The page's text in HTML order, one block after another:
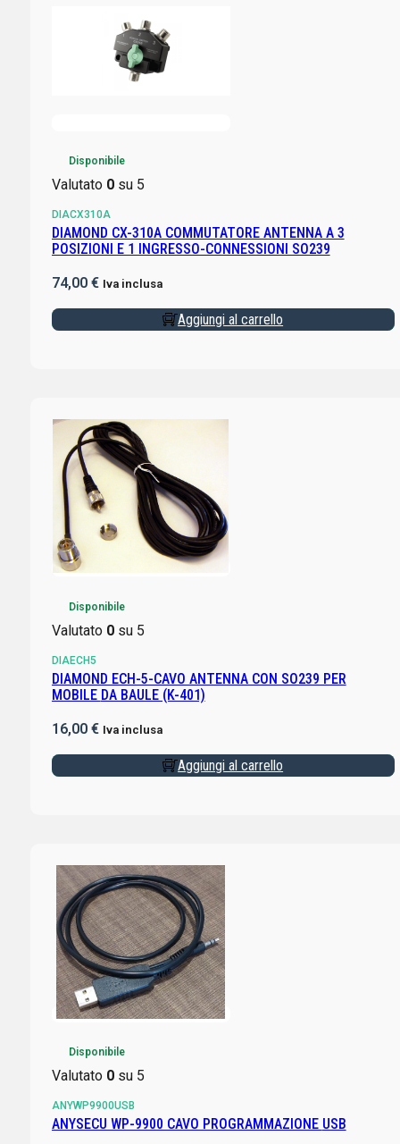
Disponibile
Valutato 0su 5
DIACX310A
DIAMOND CX-310A COMMUTATORE ANTENNA A 3
POSIZIONI E 1 INGRESSO-CONNESSIONI SO239
74,00 € Iva inclusa
Aggiungi al carrello
Disponibile
Valutato 0su 5
DIAECH5
DIAMOND ECH-5-CAVO ANTENNA CON SO239 PER
MOBILE DA BAULE (K-401)
16,00 € Iva inclusa
Aggiungi al carrello
Disponibile
Valutato 0su 5
ANYWP9900USB
ANYSECU WP-9900 CAVO PROGRAMMAZIONE USB